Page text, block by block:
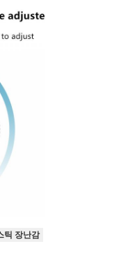
틱 장난감